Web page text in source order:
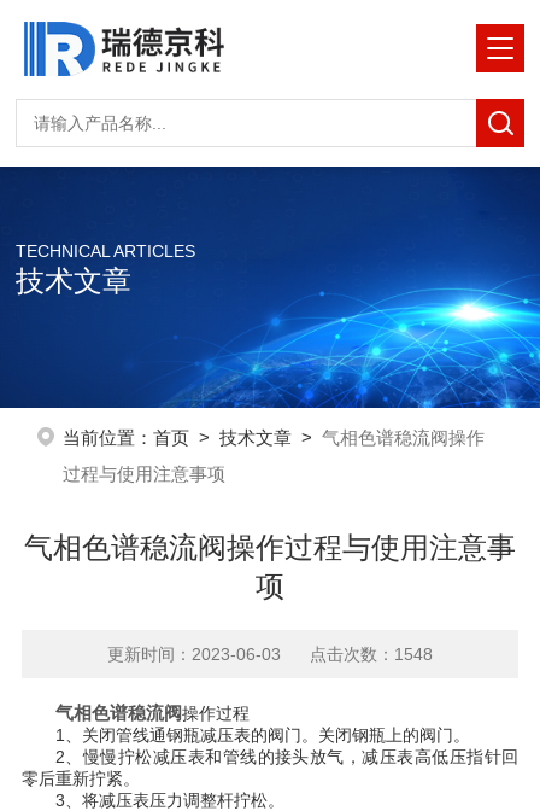
TECHNICAL ARTICLES
技术文章
当前位置： 首页> 技术文章> 气相色谱稳流阀操作
过程与使用注意事项
气相色谱稳流阀操作过程与使用注意事
项
更新时间：2023-06-03 点击次数：1548
气相色谱稳流阀操作过程
1、关闭管线通钢瓶减压表的阀门。关闭钢瓶上的阀门。
2、慢慢拧松减压表和管线的接头放气，减压表高低压指针回
零后重新拧紧。
3、将减压表压力调整杆拧松。